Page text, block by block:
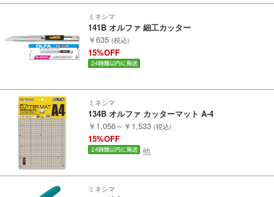
走行エリア別 鉄道模型車両リスト
北海道・東北
中国・四国
お役立ち情報
鉄道模型の情報
ミネシマ
141B オルファ 細工カッター
￥635 (税込)
15%OFF
ミネシマ
134B オルファ カッターマット A-4
￥1,056～￥1,533 (税込)
15%OFF
他
ミネシマ